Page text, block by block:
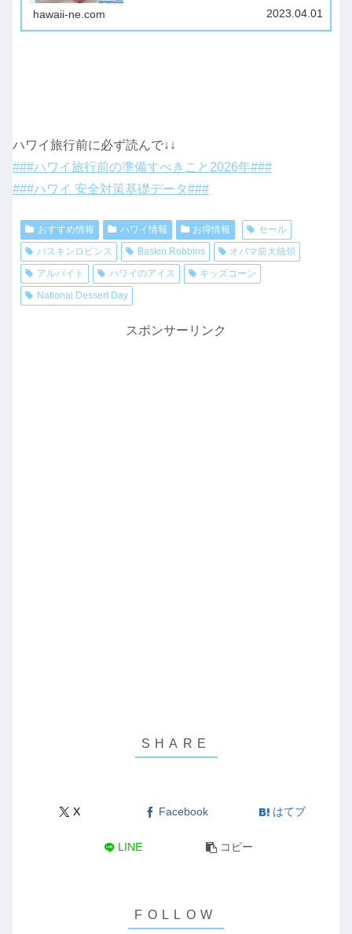
hawaii-ne.com 2023.04.01
ハワイ旅行前に必ず読んで↓↓
###ハワイ旅行前の準備すべきこと2026年###
###ハワイ 安全対策基礎データ###
おすすめ情報 ハワイ情報 お得情報
セール
バスキンロビンス
Baskin Robbins
オバマ前大統領
アルバイト
ハワイのアイス
キッズコーン
National Dessert Day
スポンサーリンク
X Facebook はてブ
LINE コピー